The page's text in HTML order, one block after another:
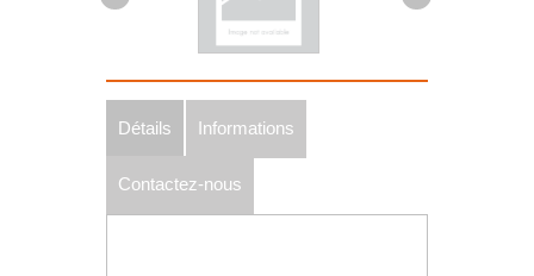
Détails Informations
Contactez-nous